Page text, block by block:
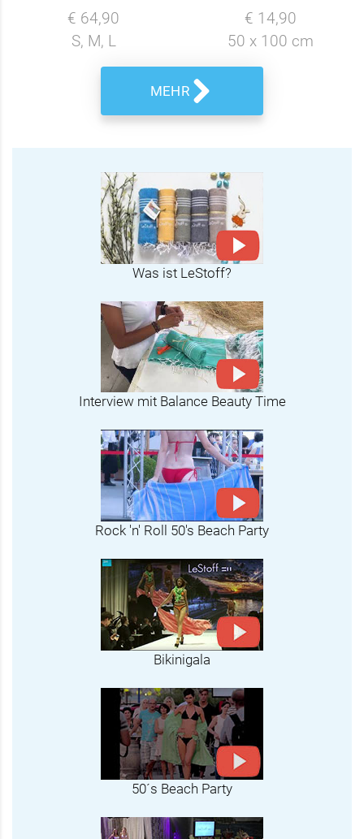
€ 64,90
S, M, L
€ 14,90
50 x 100 cm
MEHR
Was ist LeStoff?
Interview mit Balance Beauty Time
Rock 'n' Roll 50's Beach Party
Bikinigala
50´s Beach Party